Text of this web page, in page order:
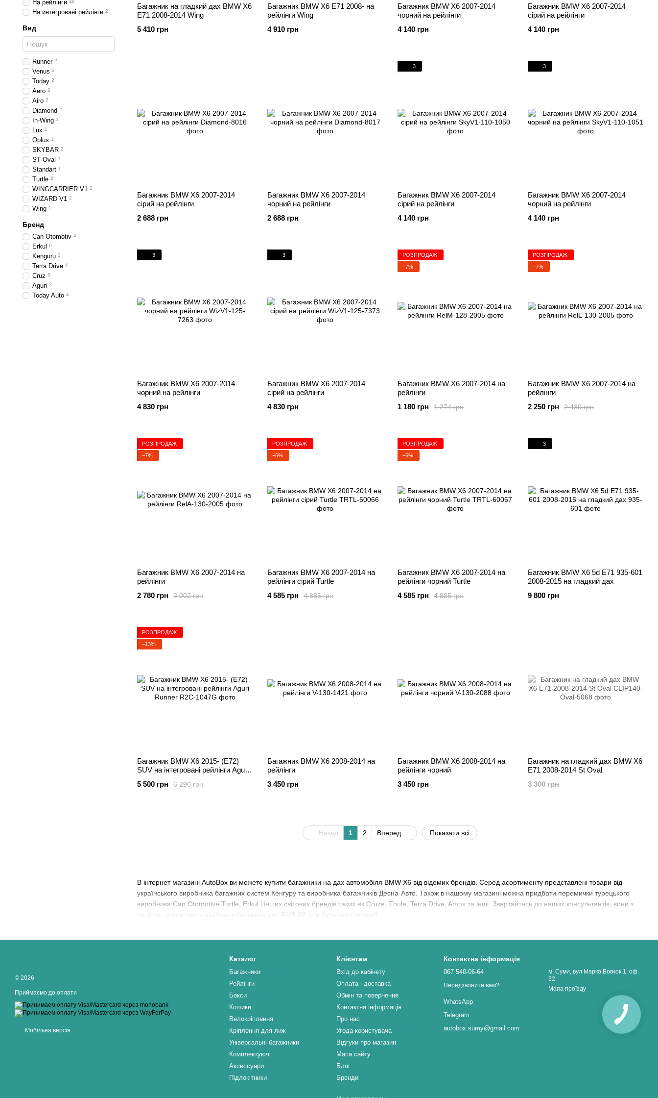
В інтернет магазині AutoBox ви можете купити багажники на дах автомобіля BMW X6 від відомих брендів. Серед асортименту представлені товари від
українського виробника багажних систем Кенгуру та виробника багажників Десна-Авто. Також в нашому магазині можна придбати перемички турецького
виробника Can Otomotive Turtle, Erkul і інших світових брендів таких як Cruze, Thule, Terra Drive, Amos та інші. Звертайтесь до наших консультантів, вони з
радістю допоможуть підібрати багажник для БМВ X6 для будь-яких потреб.
Багажник на гладкий дах BMW X6
E71 2008-2014 Wing
5 410 грн
Багажник BMW X6 E71 2008- на
рейлінги Wing
4 910 грн
Багажник BMW X6 2007-2014
чорний на рейлінги
4 140 грн
Багажник BMW X6 2007-2014
cірий на рейлінги
4 140 грн
Багажник BMW X6 2007-2014
cірий на рейлінги
2 688 грн
Багажник BMW X6 2007-2014
чорний на рейлінги
2 688 грн
3
Багажник BMW X6 2007-2014
cірий на рейлінги
4 140 грн
3
Багажник BMW X6 2007-2014
чорний на рейлінги
4 140 грн
3
Багажник BMW X6 2007-2014
чорний на рейлінги
4 830 грн
3
Багажник BMW X6 2007-2014
сірий на рейлінги
4 830 грн
РОЗПРОДАЖ
−7%
Багажник BMW X6 2007-2014 на
рейлінги
1 274 грн
1 180 грн
РОЗПРОДАЖ
−7%
Багажник BMW X6 2007-2014 на
рейлінги
2 430 грн
2 250 грн
РОЗПРОДАЖ
−7%
Багажник BMW X6 2007-2014 на
рейлінги
3 002 грн
2 780 грн
РОЗПРОДАЖ
−6%
Багажник BMW X6 2007-2014 на
рейлінги cірий Turtle
4 885 грн
4 585 грн
РОЗПРОДАЖ
−6%
Багажник BMW X6 2007-2014 на
рейлінги чорний Turtle
4 885 грн
4 585 грн
3
Багажник BMW X6 5d E71 935-601
2008-2015 на гладкий дах
9 800 грн
РОЗПРОДАЖ
−13%
Багажник BMW X6 2015- (E72)
SUV на інтегровані рейлінги Aguri
6 290 грн
5 500 грн
Багажник BMW X6 2008-2014 на
рейлінги
3 450 грн
Багажник BMW X6 2008-2014 на
рейлінги чорний
3 450 грн
Багажник на гладкий дах BMW X6
E71 2008-2014 St Oval
3 300 грн
Назад 1 2 Вперед Показати всі
На рейлінги 18
На интегровані рейлінги 2
Вид
Runner 2
Venus 2
Today 2
Aero 2
Airo 2
Diamond 2
In-Wing 1
Lux 1
Oplus 1
SKYBAR 2
ST Oval 1
Standart 1
Turtle 2
WINGCARRIER V1 2
WIZARD V1 2
Wing 1
Бренд
Can Otomotiv 4
Erkul 6
Kenguru 3
Terra Drive 4
Cruz 3
Aguri 2
Today Auto 4
© 2026
Приймаємо до оплати
Мобільна версія
Каталог
Багажники
Рейлінги
Бокси
Кошики
Велокріплення
Кріплення для лиж
Універсальні багажники
Комплектуючі
Аксессуари
Підлокітники
Клієнтам
Вхід до кабінету
Оплата і доставка
Обмін та повернення
Контактна інформація
Про нас
Угода користувача
Відгуки про магазин
Мапа сайту
Блог
Бренди
Контактна інформація
067 540-06-64
Передзвонити вам?
WhatsApp
Telegram
autobox.sumy@gmail.com
м. Суми, вул Марко Вовчок 1, оф.
32
Мапа проїзду